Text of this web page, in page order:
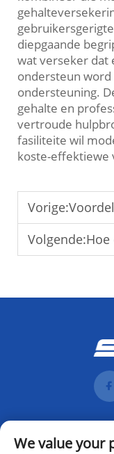
diepgaande
wat verseker dat
ondersteun
ondersteuning.
gehalte en
vertroude
fasiliteite wil
koste-effektiewe
Vorige:Voordele
Volgende:Hoe om
We value your